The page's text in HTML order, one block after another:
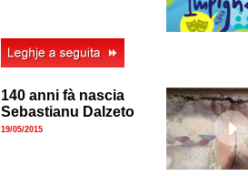
140 anni fà nascia
Sebastianu Dalzeto
19/05/2015